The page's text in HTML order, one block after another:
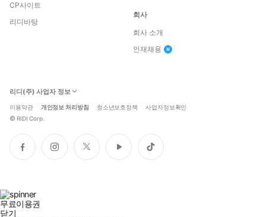
CP사이트
리디바탕
회사
회사 소개
인재채용
리디(주) 사업자 정보
이용약관 개인정보 처리방침 청소년보호정책 사업자정보확인
© RIDI Corp.
페
이
인
스
트
위
유
튜
틱
톡
무료이용권
닫기